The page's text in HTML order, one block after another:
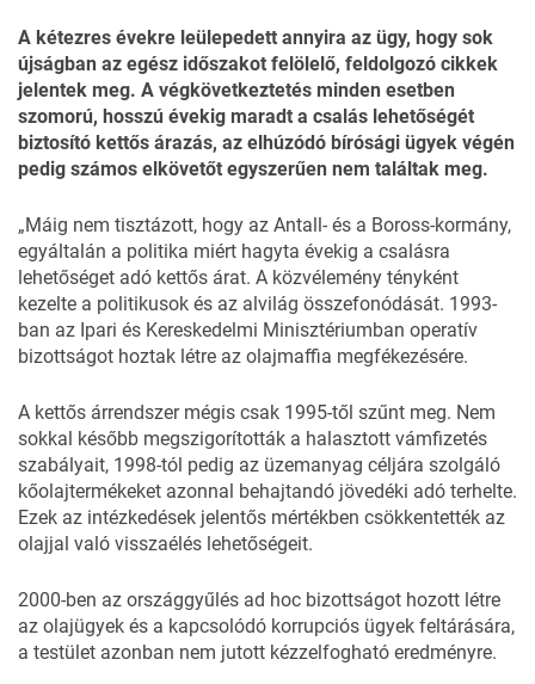
A kétezres évekre leülepedett annyira az ügy, hogy sok
újságban az egész időszakot felölelő, feldolgozó cikkek
jelentek meg. A végkövetkeztetés minden esetben
szomorú, hosszú évekig maradt a csalás lehetőségét
biztosító kettős árazás, az elhúzódó bírósági ügyek végén
pedig számos elkövetőt egyszerűen nem találtak meg.
„Máig nem tisztázott, hogy az Antall- és a Boross-kormány,
egyáltalán a politika miért hagyta évekig a csalásra
lehetőséget adó kettős árat. A közvélemény tényként
kezelte a politikusok és az alvilág összefonódását. 1993-
ban az Ipari és Kereskedelmi Minisztériumban operatív
bizottságot hoztak létre az olajmaffia megfékezésére.
A kettős árrendszer mégis csak 1995-től szűnt meg. Nem
sokkal később megszigorították a halasztott vámfizetés
szabályait, 1998-tól pedig az üzemanyag céljára szolgáló
kőolajtermékeket azonnal behajtandó jövedéki adó terhelte.
Ezek az intézkedések jelentős mértékben csökkentették az
olajjal való visszaélés lehetőségeit.
2000-ben az országgyűlés ad hoc bizottságot hozott létre
az olajügyek és a kapcsolódó korrupciós ügyek feltárására,
a testület azonban nem jutott kézzelfogható eredményre.